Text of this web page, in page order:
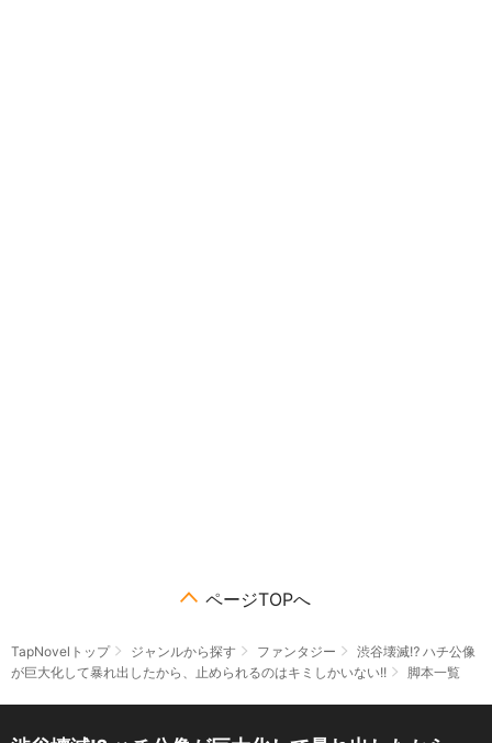
ページTOPへ
TapNovelトップ ジャンルから探す ファンタジー
渋谷壊滅⁉ ハチ公像
が巨大化して暴れ出したから、止められるのはキミしかいない!!
脚本一覧